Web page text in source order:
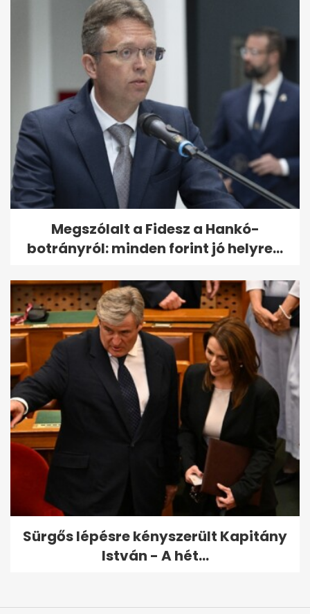
Megszólalt a Fidesz a Hankó-
botrányról: minden forint jó helyre...
Sürgős lépésre kényszerült Kapitány
István - A hét...